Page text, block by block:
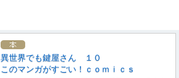
異世界でも鍵屋さん １０
このマンガがすごい！ｃｏｍｉｃｓ